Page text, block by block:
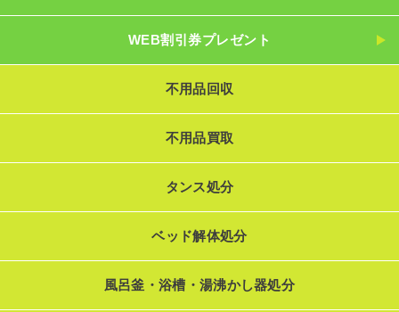
WEB割引券プレゼント
不用品回収
不用品買取
タンス処分
ベッド解体処分
風呂釜・浴槽・湯沸かし器処分